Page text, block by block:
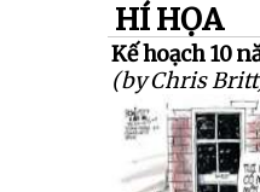
HÍ HỌA
Kế hoạch 10
(by Chris